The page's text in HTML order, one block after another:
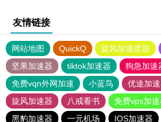
友情链接
网站地图 QuickQ 旋风加速度器
坚果加速器
tiktok加速器
狗急加速
免费vqn外网加速
小蓝鸟 优途加
旋风加速器
八戒看书
免费vps加
黑豹加速器
一元机场 IOS加速器